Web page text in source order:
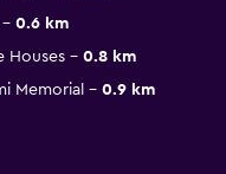
0.6 km
Houses
0.8 km
Memorial
0.9 km